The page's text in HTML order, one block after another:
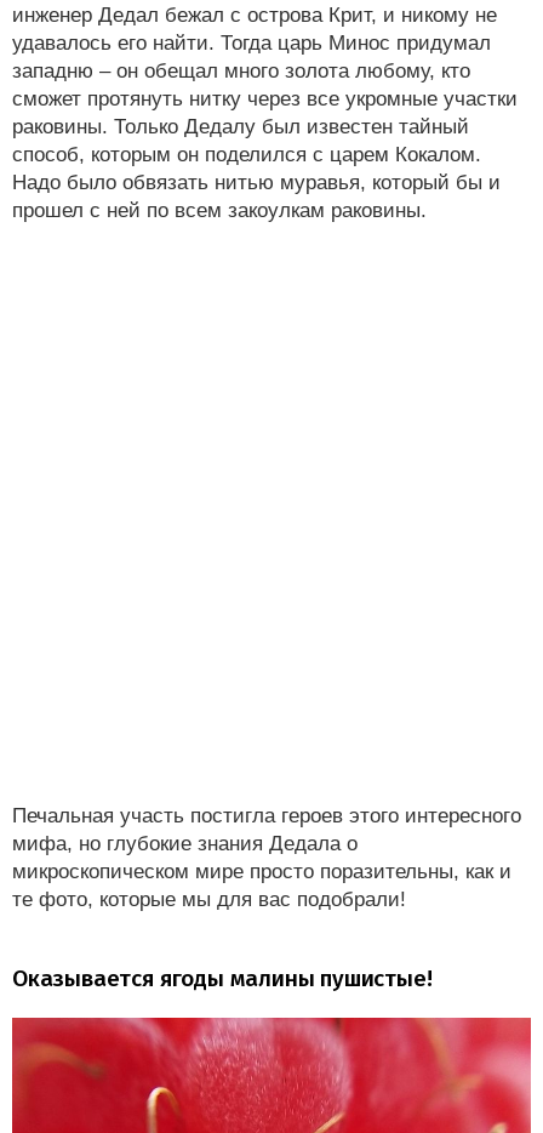
инженер Дедал бежал с острова Крит, и никому не
удавалось его найти. Тогда царь Минос придумал
западню – он обещал много золота любому, кто
сможет протянуть нитку через все укромные участки
раковины. Только Дедалу был известен тайный
способ, которым он поделился с царем Кокалом.
Надо было обвязать нитью муравья, который бы и
прошел с ней по всем закоулкам раковины.
Печальная участь постигла героев этого интересного
мифа, но глубокие знания Дедала о
микроскопическом мире просто поразительны, как и
те фото, которые мы для вас подобрали!
Оказывается ягоды малины пушистые!